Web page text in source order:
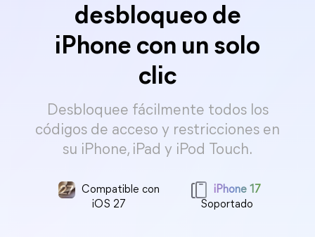
desbloqueo de
iPhone con un solo
clic
Desbloquee fácilmente todos los
códigos de acceso y restricciones en
su iPhone, iPad y iPod Touch.
Compatible con
iOS 27
iPhone 17
Soportado